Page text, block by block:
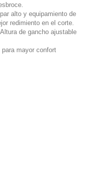
alto y equipamiento de
redimiento en el corte.
Altura de gancho ajustable
para mayor confort